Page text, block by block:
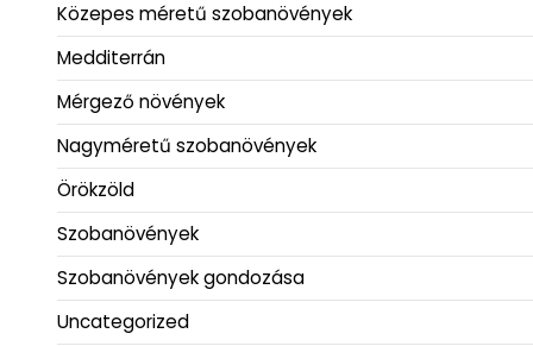
Közepes méretű szobanövények
Medditerrán
Mérgező növények
Nagyméretű szobanövények
Örökzöld
Szobanövények
Szobanövények gondozása
Uncategorized